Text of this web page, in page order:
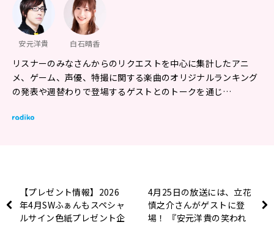
安元洋貴 白石晴香
リスナーのみなさんからのリクエストを中心に集計したアニ
メ、ゲーム、声優、特撮に関する楽曲のオリジナルランキング
の発表や週替わりで登場するゲストとのトークを通じ…
【プレゼント情報】2026
年4月SWふぁんもスペシャ
ルサイン色紙プレゼント企
4月25日の放送には、立花
慎之介さんがゲストに登
場！ 『安元洋貴の笑われ